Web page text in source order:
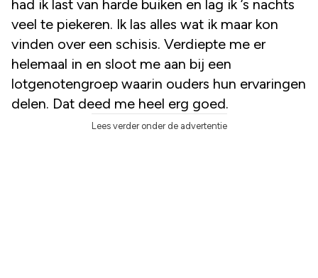
had ik last van harde buiken en lag ik ’s nachts
veel te piekeren. Ik las alles wat ik maar kon
vinden over een schisis. Verdiepte me er
helemaal in en sloot me aan bij een
lotgenotengroep waarin ouders hun ervaringen
delen. Dat deed me heel erg goed.
Lees verder onder de advertentie